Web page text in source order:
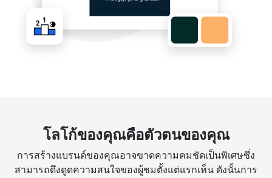
โลโก้ของคุณคือตัวตนของคุณ
การสร้างแบรนด์ของคุณอาจขาดความคมชัดเป็นพิเศษซึ่ง
สามารถดึงดูดความสนใจของผู้ชมตั้งแต่แรกเห็น ดังนั้นการ